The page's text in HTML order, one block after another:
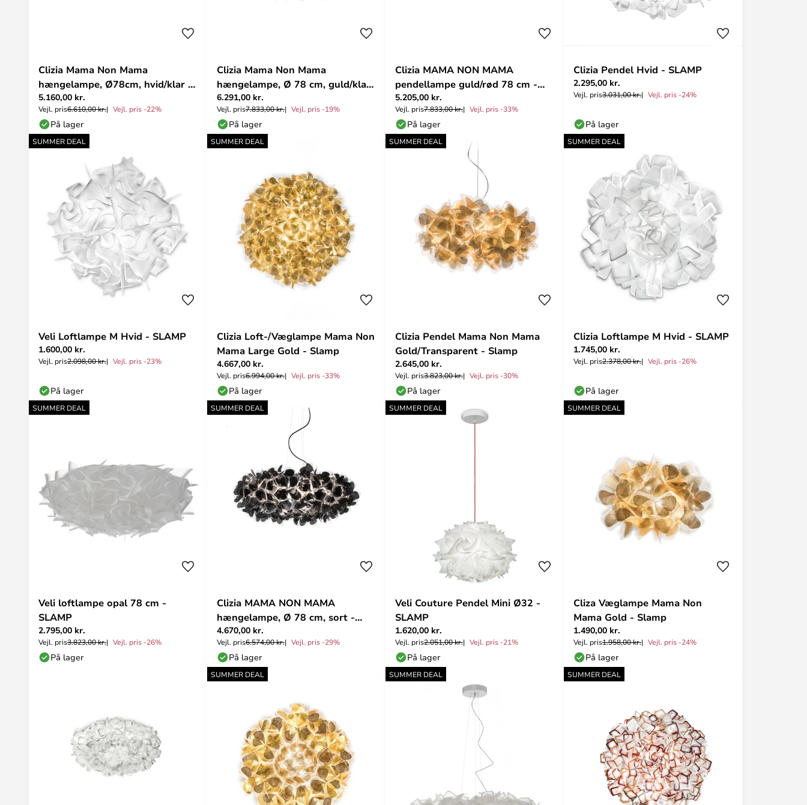
Clizia Mama Non Mama
hængelampe, Ø78cm, hvid/klar -
Slamp
5.160,00 kr.
Vejl. pris6.610,00 kr. Vejl. pris -22%
På lager
Clizia Mama Non Mama
hængelampe, Ø 78 cm, guld/klar
- Slamp
6.291,00 kr.
Vejl. pris7.833,00 kr. Vejl. pris -19%
På lager
Clizia MAMA NON MAMA
pendellampe guld/rød 78 cm -
SLAMP
5.205,00 kr.
Vejl. pris7.833,00 kr. Vejl. pris -33%
På lager
Clizia Pendel Hvid - SLAMP
2.295,00 kr.
Vejl. pris3.031,00 kr. Vejl. pris -24%
På lager
SUMMER DEAL
Veli Loftlampe M Hvid - SLAMP
1.600,00 kr.
Vejl. pris2.098,00 kr. Vejl. pris -23%
På lager
SUMMER DEAL
Clizia Loft-/Væglampe Mama Non
Mama Large Gold - Slamp
4.667,00 kr.
Vejl. pris6.994,00 kr. Vejl. pris -33%
På lager
SUMMER DEAL
Clizia Pendel Mama Non Mama
Gold/Transparent - Slamp
2.645,00 kr.
Vejl. pris3.823,00 kr. Vejl. pris -30%
På lager
SUMMER DEAL
Clizia Loftlampe M Hvid - SLAMP
1.745,00 kr.
Vejl. pris2.378,00 kr. Vejl. pris -26%
På lager
SUMMER DEAL
Veli loftlampe opal 78 cm -
SLAMP
2.795,00 kr.
Vejl. pris3.823,00 kr. Vejl. pris -26%
På lager
SUMMER DEAL
Clizia MAMA NON MAMA
hængelampe, Ø 78 cm, sort -
Slamp
4.670,00 kr.
Vejl. pris6.574,00 kr. Vejl. pris -29%
På lager
SUMMER DEAL
Veli Couture Pendel Mini Ø32 -
SLAMP
1.620,00 kr.
Vejl. pris2.051,00 kr. Vejl. pris -21%
På lager
SUMMER DEAL
Cliza Væglampe Mama Non
Mama Gold - Slamp
1.490,00 kr.
Vejl. pris1.958,00 kr. Vejl. pris -24%
På lager
SUMMER DEAL SUMMER DEAL SUMMER DEAL